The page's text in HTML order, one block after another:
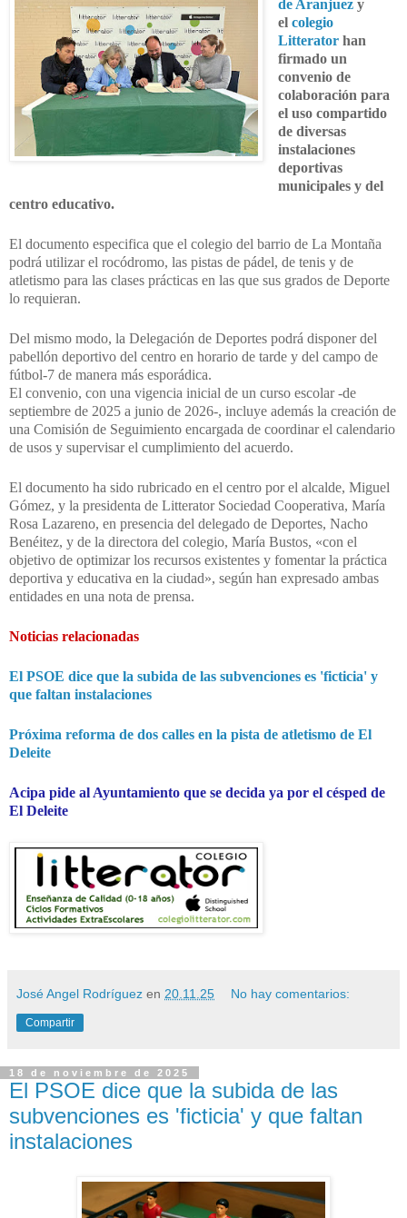
de Aranjuez y
el colegio
Litterator han
firmado un
convenio de
colaboración para
el uso compartido
de diversas
instalaciones
deportivas
municipales y del
centro educativo.
El documento especifica que el colegio del barrio de La Montaña
podrá utilizar el rocódromo, las pistas de pádel, de tenis y de
atletismo para las clases prácticas en las que sus grados de Deporte
lo requieran.
Del mismo modo, la Delegación de Deportes podrá disponer del
pabellón deportivo del centro en horario de tarde y del campo de
fútbol-7 de manera más esporádica.
El convenio, con una vigencia inicial de un curso escolar -de
septiembre de 2025 a junio de 2026-, incluye además la creación de
una Comisión de Seguimiento encargada de coordinar el calendario
de usos y supervisar el cumplimiento del acuerdo.
El documento ha sido rubricado en el centro por el alcalde, Miguel
Gómez, y la presidenta de Litterator Sociedad Cooperativa, María
Rosa Lazareno, en presencia del delegado de Deportes, Nacho
Benéitez, y de la directora del colegio, María Bustos, «con el
objetivo de optimizar los recursos existentes y fomentar la práctica
deportiva y educativa en la ciudad», según han expresado ambas
entidades en una nota de prensa.
Noticias relacionadas
El PSOE dice que la subida de las subvenciones es 'ficticia' y
que faltan instalaciones
Próxima reforma de dos calles en la pista de atletismo de El
Deleite
Acipa pide al Ayuntamiento que se decida ya por el césped de
El Deleite
José Angel Rodríguez en 20.11.25 No hay comentarios:
Compartir
18 de noviembre de 2025
El PSOE dice que la subida de las
subvenciones es 'ficticia' y que faltan
instalaciones